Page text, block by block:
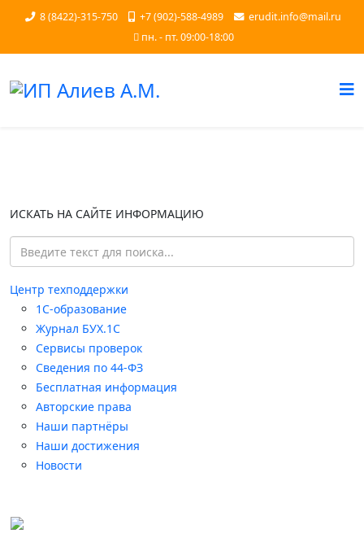
8 (8422)-315-750 +7 (902)-588-4989
erudit.info@mail.ru
пн. - пт. 09:00-18:00
ИСКАТЬ НА САЙТЕ ИНФОРМАЦИЮ
Центр техподдержки
1С-образование
Журнал БУХ.1С
Сервисы проверок
Сведения по 44-ФЗ
Бесплатная информация
Авторские права
Наши партнёры
Наши достижения
Новости